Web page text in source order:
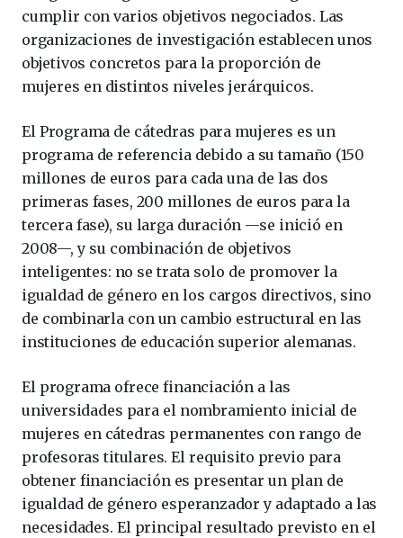
cumplir con varios objetivos negociados. Las
organizaciones de investigación establecen unos
objetivos concretos para la proporción de
mujeres en distintos niveles jerárquicos.
El Programa de cátedras para mujeres es un
programa de referencia debido a su tamaño (150
millones de euros para cada una de las dos
primeras fases, 200 millones de euros para la
tercera fase), su larga duración —se inició en
2008—, y su combinación de objetivos
inteligentes: no se trata solo de promover la
igualdad de género en los cargos directivos, sino
de combinarla con un cambio estructural en las
instituciones de educación superior alemanas.
El programa ofrece financiación a las
universidades para el nombramiento inicial de
mujeres en cátedras permanentes con rango de
profesoras titulares. El requisito previo para
obtener financiación es presentar un plan de
igualdad de género esperanzador y adaptado a las
necesidades. El principal resultado previsto en el